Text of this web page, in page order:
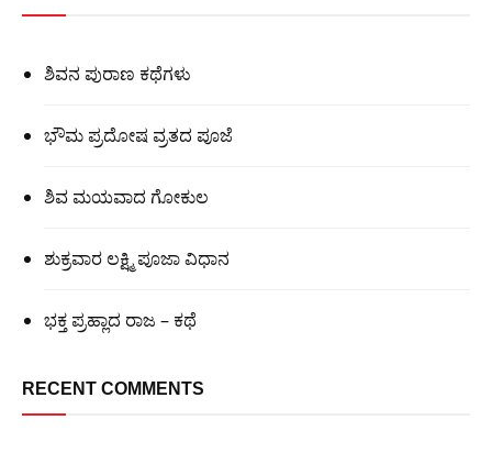
ಶಿವನ ಪುರಾಣ ಕಥೆಗಳು
ಭೌಮ ಪ್ರದೋಷ ವ್ರತದ ಪೂಜೆ
ಶಿವ ಮಯವಾದ ಗೋಕುಲ
ಶುಕ್ರವಾರ ಲಕ್ಷ್ಮಿ ಪೂಜಾ ವಿಧಾನ
ಭಕ್ತ ಪ್ರಹ್ಲಾದ ರಾಜ – ಕಥೆ
RECENT COMMENTS